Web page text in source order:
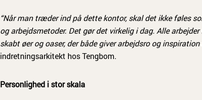
“Når man træder ind på dette kontor, skal det ikke føles
og arbejdsmetoder. Det gør det virkelig i dag. Alle
skabt øer og oaser, der både giver arbejdsro og inspiration
indretningsarkitekt hos Tengbom.
Personlighed i stor skala